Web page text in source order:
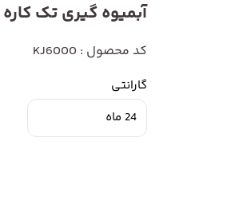
آبمیوه گیری تک کاره
کد محصول : KJ6000
گارانتی
24 ماه